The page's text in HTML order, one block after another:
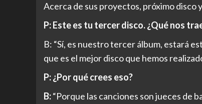
Acerca de sus proyectos, próximo disco
P: Este es tu tercer disco. ¿Qué nos
B: “Sí, es nuestro tercer álbum, estará
que es el mejor disco que hemos
P: ¿Por qué crees eso?
B:“Porque las canciones son jueces de